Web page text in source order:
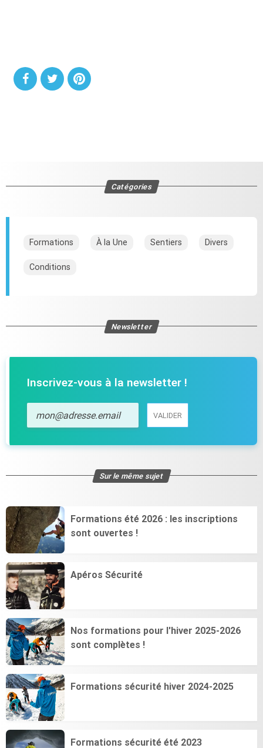
Catégories
Formations À la Une Sentiers Divers
Conditions
Newsletter
Inscrivez-vous à la newsletter !
VALIDER
Sur le même sujet
Formations été 2026 : les inscriptions
sont ouvertes !
Apéros Sécurité
Nos formations pour l'hiver 2025-2026
sont complètes !
Formations sécurité hiver 2024-2025
Formations sécurité été 2023